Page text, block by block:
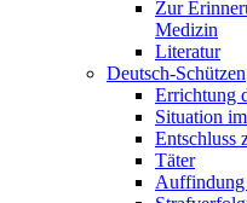
Zur
Medizin
Literatur
Deutsch-Schützen
Errichtung
Situation
Entschluss
Täter
Auffindung